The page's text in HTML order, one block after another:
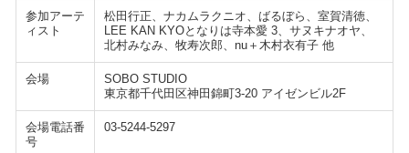
参加アーテ
ィスト
松田行正、ナカムラクニオ、ばるぼら、室賀清徳、
LEE KAN KYOとなりは寺本愛 3、サヌキナオヤ、
北村みなみ、牧寿次郎、nu＋木村衣有子 他
会場
SOBO STUDIO
東京都千代田区神田錦町3-20 アイゼンビル2F
会場電話番
号
03-5244-5297